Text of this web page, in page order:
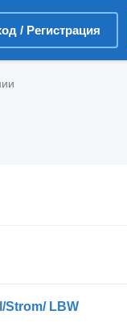
/ Регистрация
Strom/ LBW